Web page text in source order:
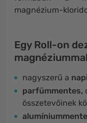
magnézium-
Egy Roll-on
nagyszerű a
parfümmentes,
összetevőinek